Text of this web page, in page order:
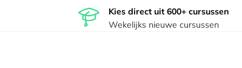
Kies direct uit 600+ cursussen
Wekelijks nieuwe cursussen